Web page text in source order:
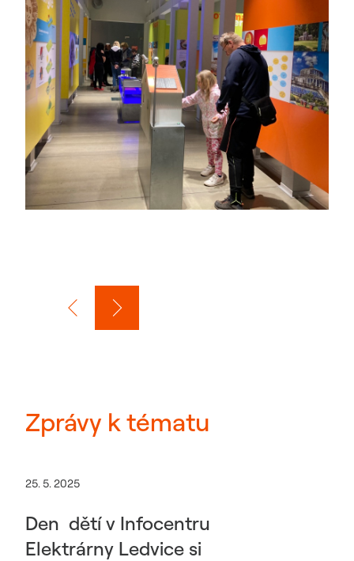
Zprávy k tématu
25. 5. 2025
Den dětí v Infocentru
Elektrárny Ledvice si